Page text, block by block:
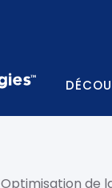
Optimisation de